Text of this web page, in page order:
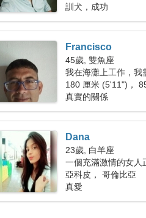
訓犬，成功
Francisco
45歲, 雙魚座
我在海灘上工作，我
180 厘米 (5'11")，
真實的關係
Dana
23歲, 白羊座
一個充滿激情的女人
亞科皮， 哥倫比亞
真愛